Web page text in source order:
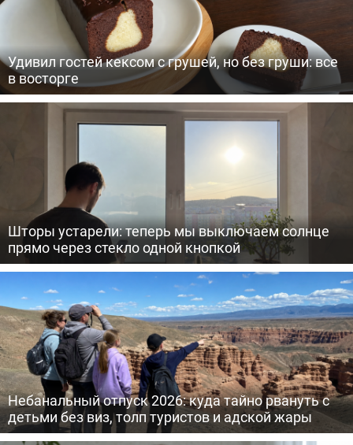
Удивил гостей кексом с грушей, но без груши: все
в восторге
Шторы устарели: теперь мы выключаем солнце
прямо через стекло одной кнопкой
Небанальный отпуск 2026: куда тайно рвануть с
детьми без виз, толп туристов и адской жары